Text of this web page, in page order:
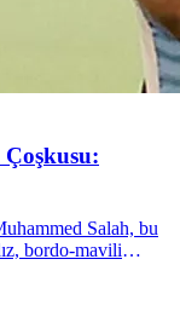
Salah, bu
bordo-mavili